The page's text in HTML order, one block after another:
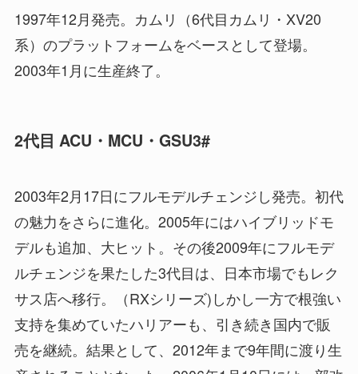
1997年12月発売。カムリ（6代目カムリ・XV20
系）のプラットフォームをベースとして登場。
2003年1月に生産終了。
2代目 ACU・MCU・GSU3#
2003年2月17日にフルモデルチェンジし発売。初代
の魅力をさらに進化。2005年にはハイブリッドモ
デルも追加、大ヒット。その後2009年にフルモデ
ルチェンジを果たした3代目は、日本市場でもレク
サス店へ移行。（RXシリーズ)しかし一方で根強い
支持を集めていたハリアーも、引き続き国内で販
売を継続。結果として、2012年まで9年間に渡り生